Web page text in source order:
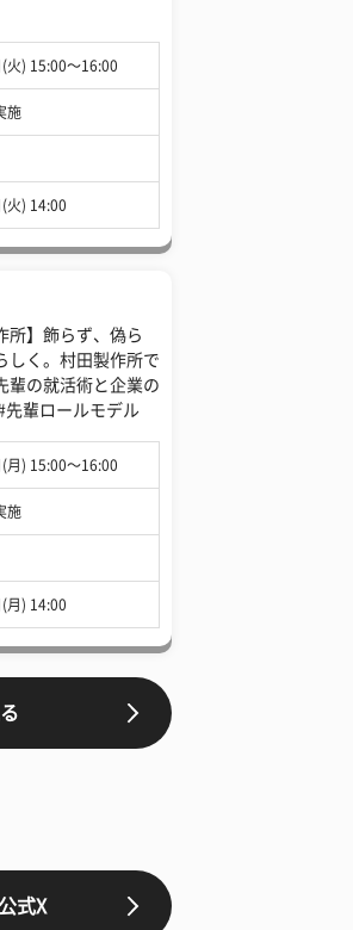
火) 15:00〜16:00
施
火) 14:00
所】飾らず、偽ら
しく。村田製作所で
輩の就活術と企業の
先輩ロールモデル
月) 15:00〜16:00
施
月) 14:00
式X